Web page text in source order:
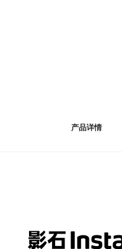
产品详情